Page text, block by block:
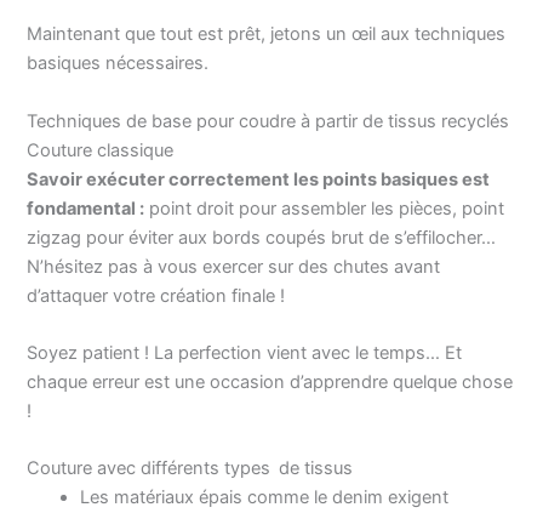
Maintenant que tout est prêt, jetons un œil aux techniques
basiques nécessaires.
Techniques de base pour coudre à partir de tissus recyclés
Couture classique
Savoir exécuter correctement les points basiques est
fondamental : point droit pour assembler les pièces, point
zigzag pour éviter aux bords coupés brut de s’effilocher…
N’hésitez pas à vous exercer sur des chutes avant
d’attaquer votre création finale !
Soyez patient ! La perfection vient avec le temps… Et
chaque erreur est une occasion d’apprendre quelque chose
!
Couture avec différents types de tissus
Les matériaux épais comme le denim exigent